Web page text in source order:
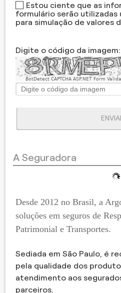
Estou ciente que as
formulário serão utilizadas
para simulação de valores
Digite o código da imagem:
BotDetect CAPTCHA ASP.NET Form
A Seguradora
Desde 2012 no Brasil, a
soluções em seguros de
Patrimonial e Transportes.
​Sediada em São Paulo, é
pela qualidade dos
atendimento aos
parceiros.